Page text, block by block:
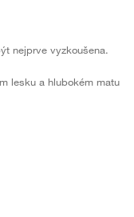
nejprve vyzkoušena.
lesku a hlubokém matu